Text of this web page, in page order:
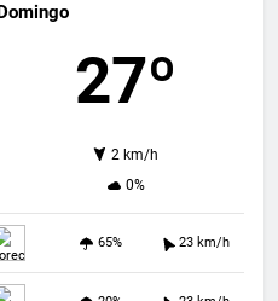
27º
2 km/h
0%
65% 23 km/h